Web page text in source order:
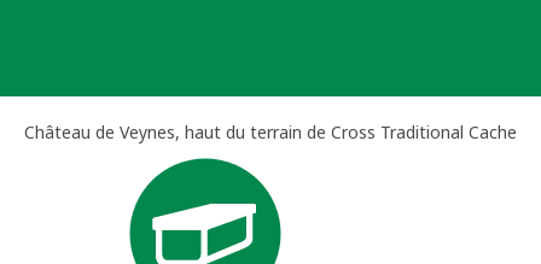
Château de Veynes, haut du terrain de Cross Traditional Cache